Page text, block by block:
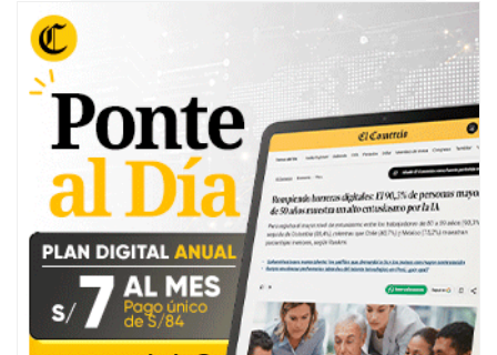
aproximadamente. Además, tras ser elevado a la
sala superior, se delimita la cuestión controvertida y,
como máximo en 10 días, se realiza la vista de la
causa, con sentencia inmediata y posterior
notificación a las partes. Es importante mencionar
que, según la jueza, este proceso también abarca
para casos de identidad de género, ya que debe
primar la dignidad de la persona, protegida por la
Corte Interamericana de Justicia. “Si naces con
cuerpo de varón, pero te sientes mujer, afecta tu
dignidad e identidad. Presentan certificados de
disforia de género y cambios físicos“, explicó,